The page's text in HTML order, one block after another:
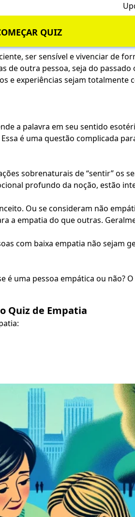
QUIZ
ser sensível e vivenciar de
de outra pessoa, seja do passado
e experiências sejam totalmente
a palavra em seu sentido
é uma questão complicada
sobrenaturais de “sentir” os
profundo da noção, estão
Ou se consideram não
a empatia do que outras.
com baixa empatia não sejam
é uma pessoa empática ou não?
Quiz de Empatia